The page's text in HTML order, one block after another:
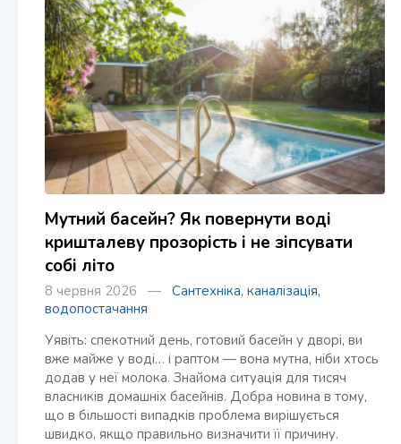
Мутний басейн? Як повернути воді
кришталеву прозорість і не зіпсувати
собі літо
8 червня 2026 — Сантехніка, каналізація,
водопостачання
Уявіть: спекотний день, готовий басейн у дворі, ви
вже майже у воді… і раптом — вона мутна, ніби хтось
додав у неї молока. Знайома ситуація для тисяч
власників домашніх басейнів. Добра новина в тому,
що в більшості випадків проблема вирішується
швидко, якщо правильно визначити її причину.